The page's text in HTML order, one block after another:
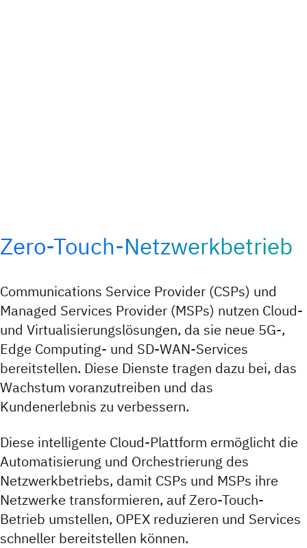
Zero-Touch-Netzwerkbetrieb
Communications Service Provider (CSPs) und
Managed Services Provider (MSPs) nutzen Cloud-
und Virtualisierungslösungen, da sie neue 5G-,
Edge Computing- und SD-WAN-Services
bereitstellen. Diese Dienste tragen dazu bei, das
Wachstum voranzutreiben und das
Kundenerlebnis zu verbessern.
Diese intelligente Cloud-Plattform ermöglicht die
Automatisierung und Orchestrierung des
Netzwerkbetriebs, damit CSPs und MSPs ihre
Netzwerke transformieren, auf Zero-Touch-
Betrieb umstellen, OPEX reduzieren und Services
schneller bereitstellen können.